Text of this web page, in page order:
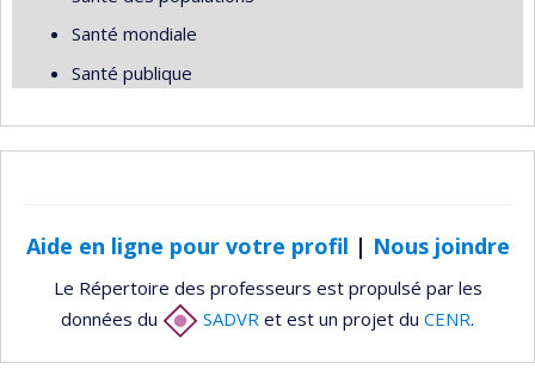
Santé mondiale
Santé publique
Aide en ligne pour votre profil | Nous joindre
Le Répertoire des professeurs est propulsé par les
données du
SADVR et est un projet du CENR.